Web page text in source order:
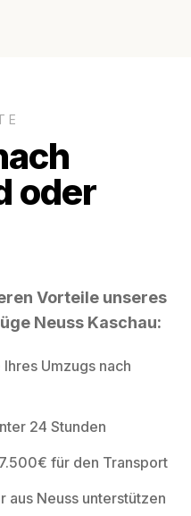
oder
Vorteile unseres
Neuss Kaschau:
Umzugs nach
24 Stunden
für den Transport
aus Neuss unterstützen